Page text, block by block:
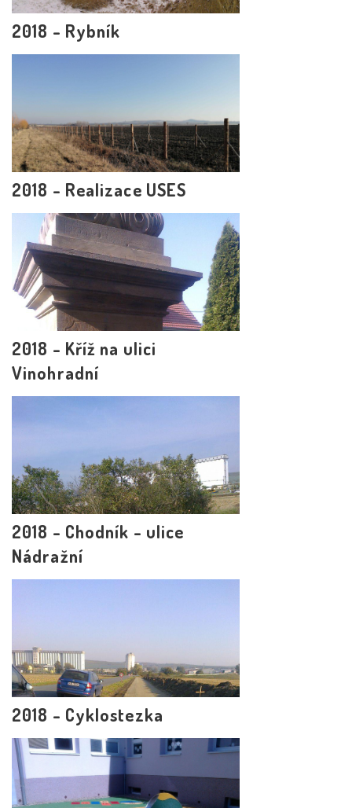
2018 - Rybník
2018 - Realizace USES
2018 - Kříž na ulici
Vinohradní
2018 - Chodník - ulice
Nádražní
2018 - Cyklostezka